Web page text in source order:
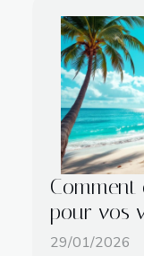
Comment
pour vos
29/01/2026